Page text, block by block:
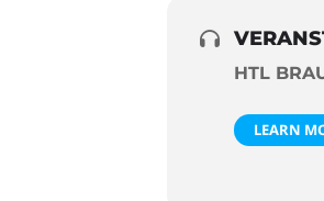
HTL
LEARN